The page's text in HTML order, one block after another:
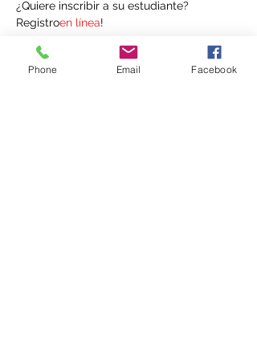
¿Quiere inscribir a su estudiante?
Registroen línea!
Phone Email Facebook